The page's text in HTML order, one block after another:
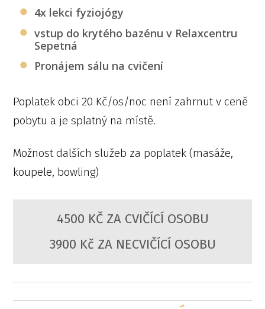
4x lekci fyziojógy
vstup do krytého bazénu v Relaxcentru
Sepetná
Pronájem sálu na cvičení
Poplatek obci 20 Kč/os/noc není zahrnut v ceně
pobytu a je splatný na místě.
Možnost dalších služeb za poplatek (masáže,
koupele, bowling)
4500 KČ ZA CVIČÍCÍ OSOBU
3900 Kč ZA NECVIČÍCÍ OSOBU